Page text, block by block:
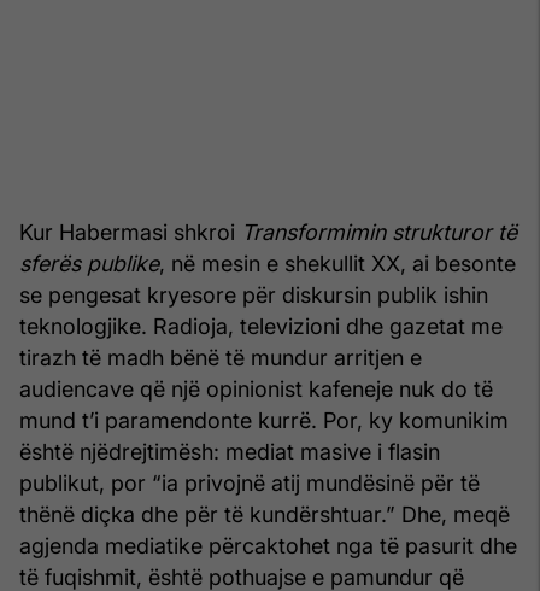
Kur Habermasi shkroi Transformimin strukturor të
sferës publike, në mesin e shekullit XX, ai besonte
se pengesat kryesore për diskursin publik ishin
teknologjike. Radioja, televizioni dhe gazetat me
tirazh të madh bënë të mundur arritjen e
audiencave që një opinionist kafeneje nuk do të
mund t’i paramendonte kurrë. Por, ky komunikim
është njëdrejtimësh: mediat masive i flasin
publikut, por “ia privojnë atij mundësinë për të
thënë diçka dhe për të kundërshtuar.” Dhe, meqë
agjenda mediatike përcaktohet nga të pasurit dhe
të fuqishmit, është pothuajse e pamundur që